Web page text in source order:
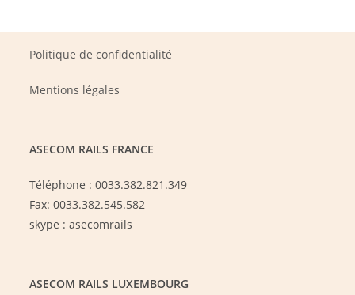
Politique de confidentialité
Mentions légales
ASECOM RAILS FRANCE
Téléphone : 0033.382.821.349
Fax: 0033.382.545.582
skype : asecomrails
ASECOM RAILS LUXEMBOURG